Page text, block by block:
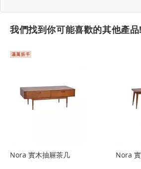
我們找到你可能喜歡的其他產品!
Nora 實木抽屜茶几 Nora